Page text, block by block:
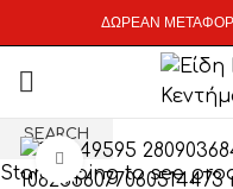
ΔΩΡΕΑΝ
Click to enlarge
SEARCH
Start typing to see